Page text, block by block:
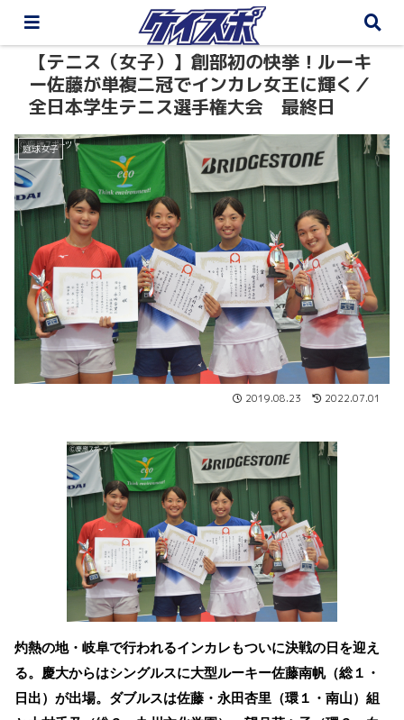
【テニス（女子）】創部初の快挙！ルーキ
ー佐藤が単複二冠でインカレ女王に輝く／
全日本学生テニス選手権大会 最終日
庭球女子
2019.08.23 2022.07.01
灼熱の地・岐阜で行われるインカレもついに決戦の日を迎え
る。慶大からはシングルスに大型ルーキー佐藤南帆（総１・
日出）が出場。ダブルスは佐藤・永田杏里（環１・南山）組